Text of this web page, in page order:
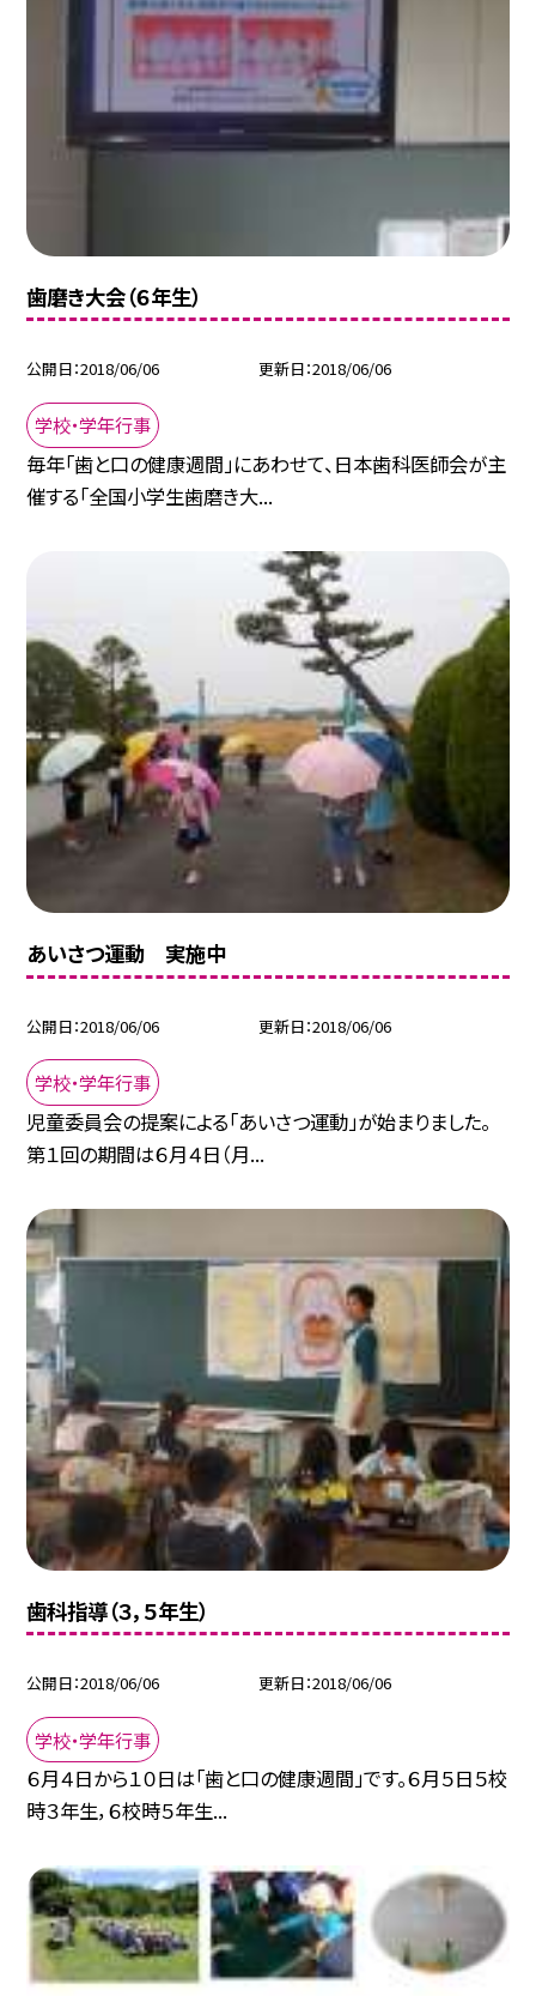
歯磨き大会（６年生）
公開日 2018/06/06 更新日 2018/06/06
学校・学年行事
毎年「歯と口の健康週間」にあわせて、日本歯科医師会が主
催する「全国小学生歯磨き大...
あいさつ運動 実施中
公開日 2018/06/06 更新日 2018/06/06
学校・学年行事
児童委員会の提案による「あいさつ運動」が始まりました。
第１回の期間は６月４日（月...
歯科指導（３，５年生）
公開日 2018/06/06 更新日 2018/06/06
学校・学年行事
６月４日から１０日は「歯と口の健康週間」です。６月５日５校
時３年生，６校時５年生...